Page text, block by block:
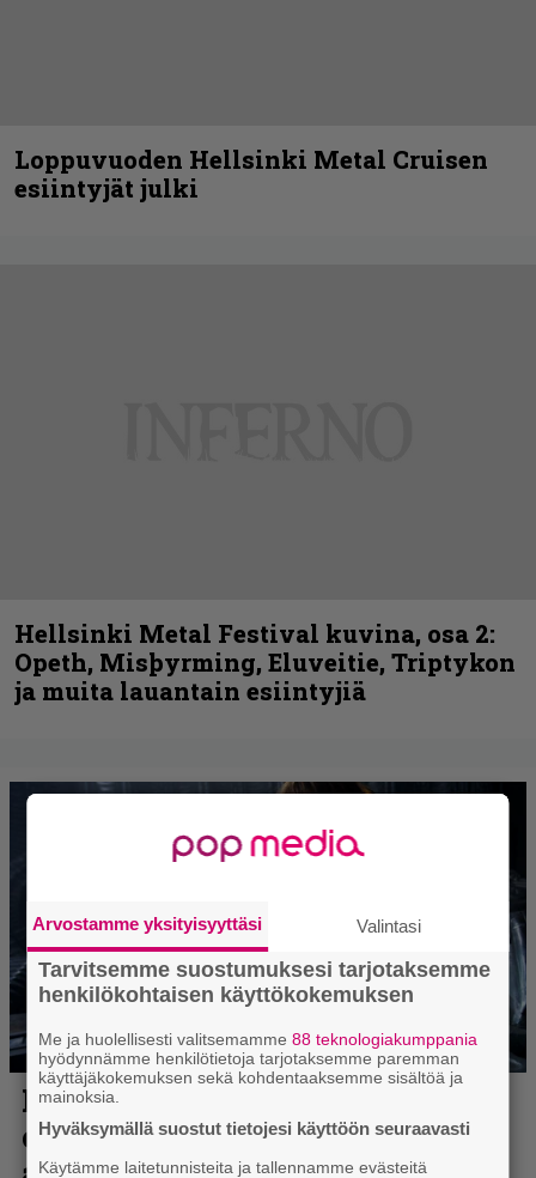
Loppuvuoden Hellsinki Metal Cruisen
esiintyjät julki
Hellsinki Metal Festival kuvina, osa 2:
Opeth, Misþyrming, Eluveitie, Triptykon
ja muita lauantain esiintyjiä
Arvostamme yksityisyyttäsi Valintasi
Tarvitsemme suostumuksesi tarjotaksemme
henkilökohtaisen käyttökokemuksen
Me ja huolellisesti valitsemamme88 teknologiakumppania
hyödynnämme henkilötietoja tarjotaksemme paremman
käyttäjäkokemuksen sekä kohdentaaksemme sisältöä ja
mainoksia.
Hyväksymällä suostut tietojesi käyttöön seuraavasti
Käytämme laitetunnisteita ja tallennamme evästeitä